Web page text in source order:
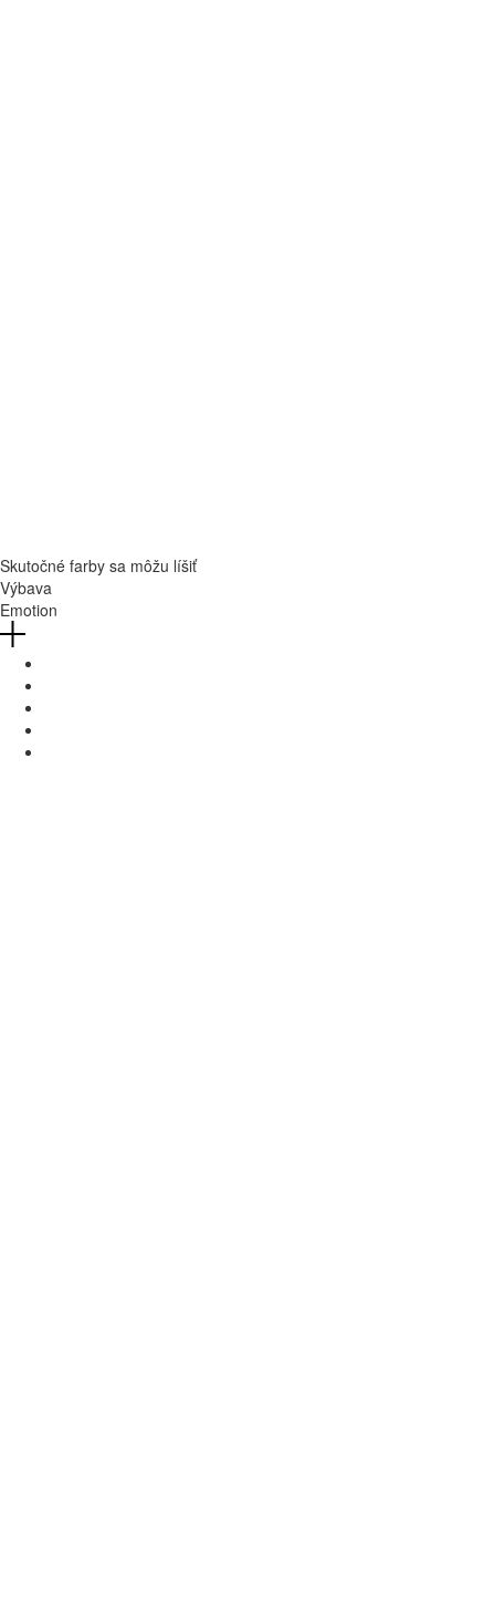
Skutočné farby sa môžu líšiť
Výbava
Emotion